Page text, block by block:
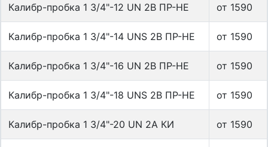
Калибр-пробка 1 3/4"-12 UN 2B ПР-НЕ от 1590
Калибр-пробка 1 3/4"-14 UNS 2B ПР-НЕ от 1590
Калибр-пробка 1 3/4"-16 UN 2B ПР-НЕ от 1590
Калибр-пробка 1 3/4"-18 UNS 2B ПР-НЕ от 1590
Калибр-пробка 1 3/4"-20 UN 2A КИ от 1590